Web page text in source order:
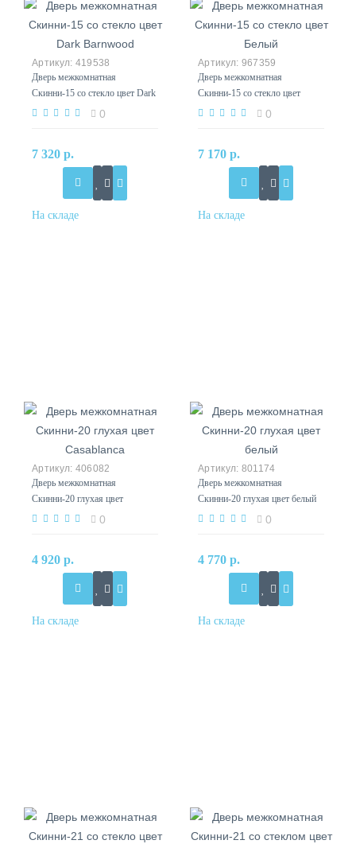
419538
Дверь межкомнатная
Скинни-15 со стекло цвет Dark
Barnwood
0
7 320 р.
967359
Дверь межкомнатная
Скинни-15 со стекло цвет
Белый
0
7 170 р.
406082
Дверь межкомнатная
Скинни-20 глухая цвет
Casablanca
0
4 920 р.
801174
Дверь межкомнатная
Скинни-20 глухая цвет белый
0
4 770 р.